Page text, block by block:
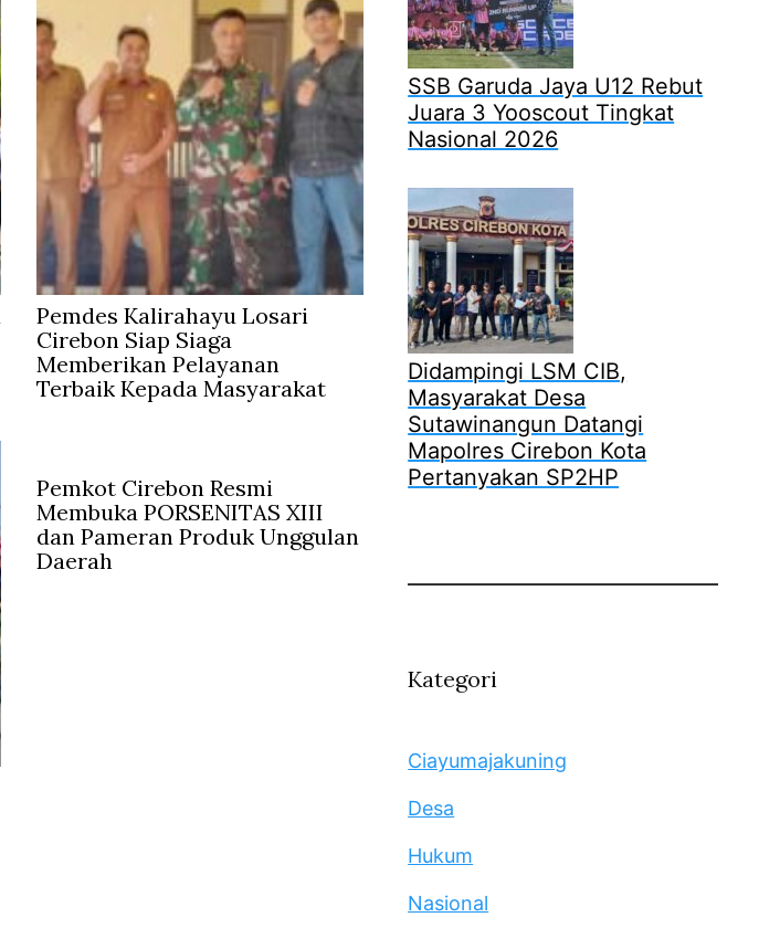
Pemdes Kalirahayu Losari
Cirebon Siap Siaga
Memberikan Pelayanan
Terbaik Kepada Masyarakat
Pemkot Cirebon Resmi
Membuka PORSENITAS XIII
dan Pameran Produk Unggulan
Daerah
SSB Garuda Jaya U12 Rebut
Juara 3 Yooscout Tingkat
Nasional 2026
Didampingi LSM CIB,
Masyarakat Desa
Sutawinangun Datangi
Mapolres Cirebon Kota
Pertanyakan SP2HP
Kategori
Ciayumajakuning
Desa
Hukum
Nasional